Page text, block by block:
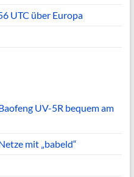
UTC über Europa
UV-5R bequem am
mit „babeld“